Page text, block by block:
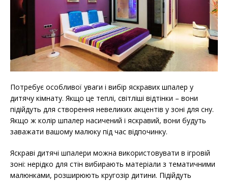
Потребує особливої уваги і вибір яскравих шпалер у
дитячу кімнату. Якщо це теплі, світліші відтінки – вони
підійдуть для створення невеликих акцентів у зоні для сну.
Якщо ж колір шпалер насичений і яскравий, вони будуть
заважати вашому малюку під час відпочинку.
Яскраві дитячі шпалери можна використовувати в ігровій
зоні: нерідко для стін вибирають матеріали з тематичними
малюнками, розширюють кругозір дитини. Підійдуть